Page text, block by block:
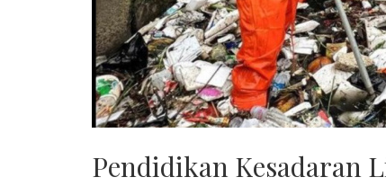
Pendidikan Kesadaran